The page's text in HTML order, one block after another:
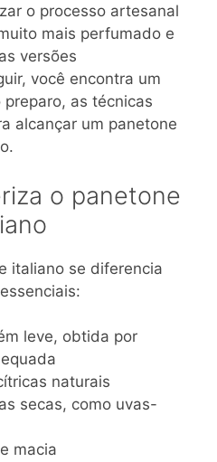
o processo artesanal
mais perfumado e
versões
você encontra um
as técnicas
alcançar um panetone
o panetone
italiano se diferencia
leve, obtida por
naturais
secas, como uvas-
macia